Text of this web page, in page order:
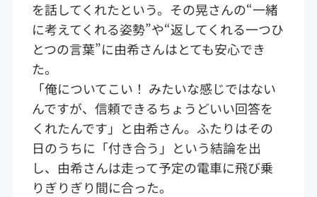
を話してくれたという。その晃さんの“一緒
に考えてくれる姿勢”や“返してくれる一つひ
とつの言葉”に由希さんはとても安心でき
た。
「俺についてこい！ みたいな感じではない
んですが、信頼できるちょうどいい回答を
くれたんです」と由希さん。ふたりはその
日のうちに「付き合う」という結論を出
し、由希さんは走って予定の電車に飛び乗
りぎりぎり間に合った。